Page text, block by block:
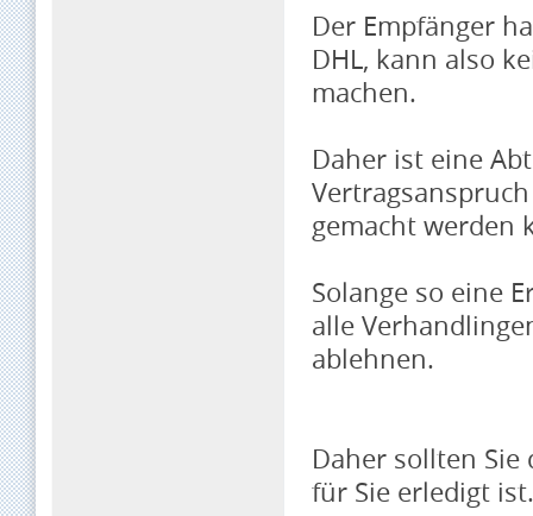
Der Empfänger
DHL, kann also
machen.
Daher ist eine
gemacht werden
Solange so eine
alle
ablehnen.
Daher sollten Sie
für Sie erledigt ist.